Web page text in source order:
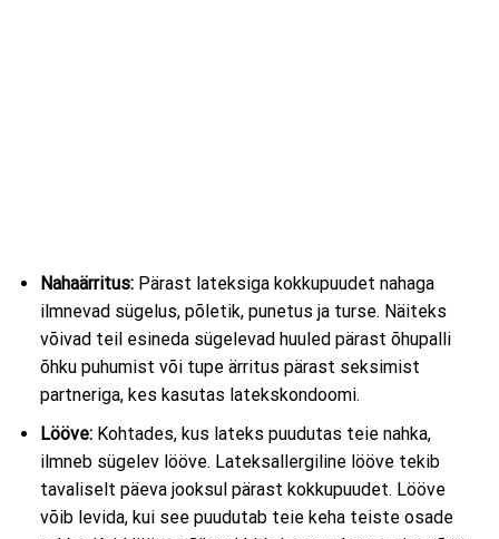
Nahaärritus:Pärast lateksiga kokkupuudet nahaga
ilmnevad sügelus, põletik, punetus ja turse. Näiteks
võivad teil esineda sügelevad huuled pärast õhupalli
õhku puhumist või tupe ärritus pärast seksimist
partneriga, kes kasutas latekskondoomi.
Lööve: Kohtades, kus lateks puudutas teie nahka,
ilmneb sügelev lööve. Lateksallergiline lööve tekib
tavaliselt päeva jooksul pärast kokkupuudet. Lööve
võib levida, kui see puudutab teie keha teiste osade